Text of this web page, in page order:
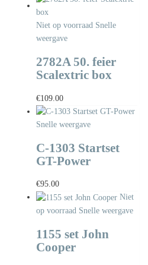
Niet op voorraad Snelle
weergave
2782A 50. feier
Scalextric box
€109.00
Snelle weergave
C-1303 Startset
GT-Power
€95.00
Niet
op voorraad Snelle weergave
1155 set John
Cooper